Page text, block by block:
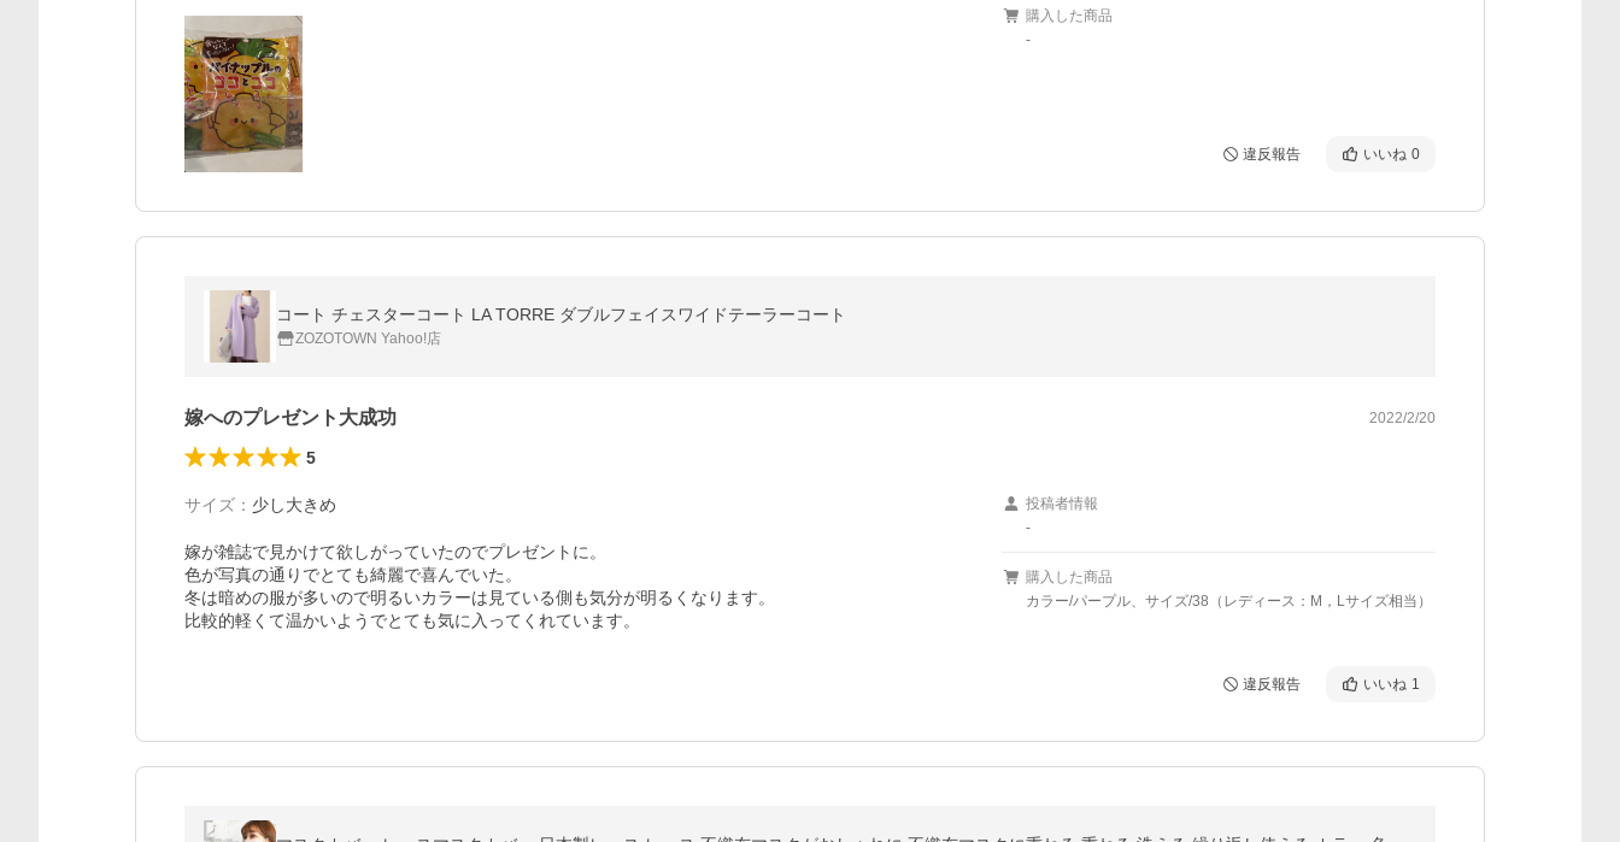
購入した商品
-
違反報告 いいね 0
コート チェスターコート LA TORRE ダブルフェイスワイドテーラーコート
ZOZOTOWN Yahoo!店
嫁へのプレゼント大成功 2022/2/20
5
サイズ ： 少し大きめ
嫁が雑誌で見かけて欲しがっていたのでプレゼントに。
色が写真の通りでとても綺麗で喜んでいた。
冬は暗めの服が多いので明るいカラーは見ている側も気分が明るくなります。
比較的軽くて温かいようでとても気に入ってくれています。
投稿者情報
-
購入した商品
カラー/パープル、サイズ/38（レディース：M，Lサイズ相当）
違反報告 いいね 1